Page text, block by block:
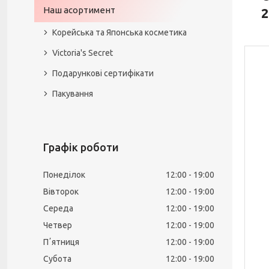
Наш асортимент
Корейська та Японська косметика
Victoria's Secret
Подарункові сертифікати
Пакування
Графік роботи
Понеділок 12:00
19:00
Вівторок
12:00
19:00
Середа
12:00
19:00
Четвер
12:00
19:00
Пʼятниця
12:00
19:00
Субота
12:00 19:00